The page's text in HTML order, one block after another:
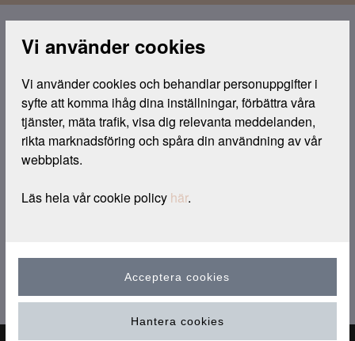
Våra vanliga frågor
TILL FRÅGOR & SVAR
Vi använder cookies
Vi använder cookies och behandlar personuppgifter i
syfte att komma ihåg dina inställningar, förbättra våra
tjänster, mäta trafik, visa dig relevanta meddelanden,
rikta marknadsföring och spåra din användning av vår
webbplats.
Läs hela vår cookie policy här.
Hantera cookies
Acceptera cookies